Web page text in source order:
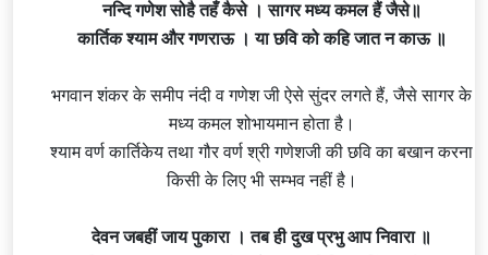
नन्दि गणेश सोहै तहँ कैसे । सागर मध्य कमल हैं जैसे॥
कार्तिक श्याम और गणराऊ । या छवि को कहि जात न काऊ ॥
भगवान शंकर के समीप नंदी व गणेश जी ऐसे सुंदर लगते हैं, जैसे सागर के
मध्य कमल शोभायमान होता है।
श्याम वर्ण कार्तिकेय तथा गौर वर्ण श्री गणेशजी की छवि का बखान करना
किसी के लिए भी सम्भव नहीं है।
देवन जबहीं जाय पुकारा । तब ही दुखप्रभुआप निवारा ॥